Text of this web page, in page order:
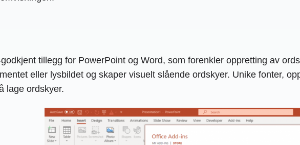
tillegg for PowerPoint og Word, som forenkler oppretting av
eller lysbildet og skaper visuelt slående ordskyer. Unike fonter,
lage ordskyer.